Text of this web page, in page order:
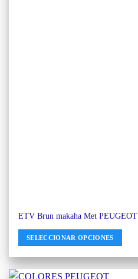
ETV Brun makaha Met PEUGEOT
SELECCIONAR OPCIONES